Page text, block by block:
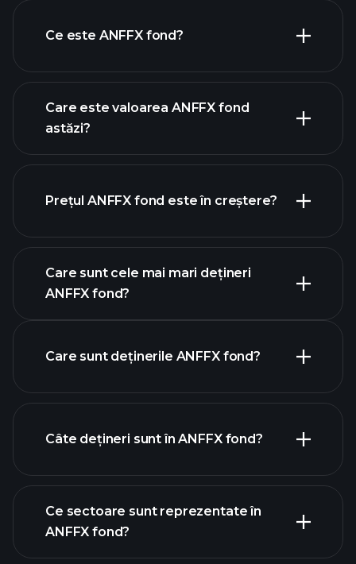
Ce este ANFFX fond?
Care este valoarea ANFFX fond
astăzi?
graficul avansat
Prețul ANFFX fond este în creștere?
Care sunt cele mai mari dețineri
ANFFX fond?
Care sunt deținerile ANFFX fond?
Câte dețineri sunt în ANFFX fond?
holdings
Ce sectoare sunt reprezentate în
ANFFX fond?